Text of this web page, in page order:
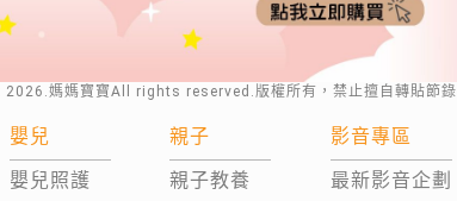
2026 .媽媽寶寶All rights reserved.版權所有，禁止擅自轉貼節錄
嬰兒
嬰兒照護
親子
親子教養
影音專區
最新影音企劃